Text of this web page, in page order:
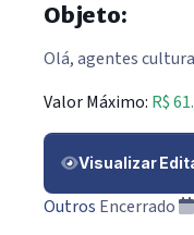
Objeto:
Olá, agentes
Valor Máximo: R$
Visualizar
Outros Encerrado